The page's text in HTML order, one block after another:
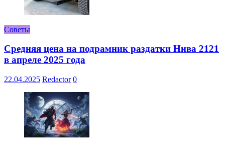
Советы
Средняя цена на подрамник раздатки Нива 2121
в апреле 2025 года
22.04.2025 Redactor 0